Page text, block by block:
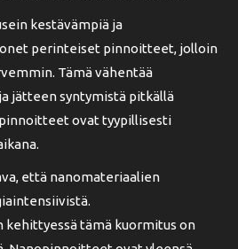
kestävämpiä ja
perinteiset pinnoitteet, jolloin
Tämä vähentää
jätteen syntymistä pitkällä
ovat tyypillisesti
että nanomateriaalien
tämä kuormitus on